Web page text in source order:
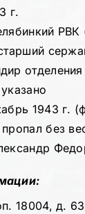
г.
РВК
отделения
1943 г.
без
18004, д.